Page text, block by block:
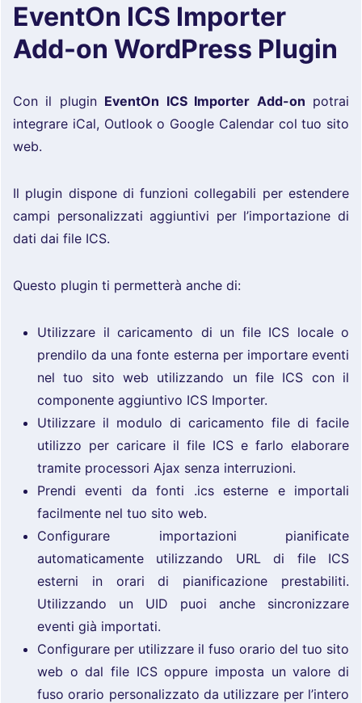
EventOn ICS Importer
Add-on WordPress Plugin
Con il plugin EventOn ICS Importer Add-on potrai
integrare iCal, Outlook o Google Calendar col tuo sito
web.
Il plugin dispone di funzioni collegabili per estendere
campi personalizzati aggiuntivi per l’importazione di
dati dai file ICS.
Questo plugin ti permetterà anche di:
Utilizzare il caricamento di un file ICS locale o
prendilo da una fonte esterna per importare eventi
nel tuo sito web utilizzando un file ICS con il
componente aggiuntivo ICS Importer.
Utilizzare il modulo di caricamento file di facile
utilizzo per caricare il file ICS e farlo elaborare
tramite processori Ajax senza interruzioni.
Prendi eventi da fonti .ics esterne e importali
facilmente nel tuo sito web.
Configurare importazioni pianificate
automaticamente utilizzando URL di file ICS
esterni in orari di pianificazione prestabiliti.
Utilizzando un UID puoi anche sincronizzare
eventi già importati.
Configurare per utilizzare il fuso orario del tuo sito
web o dal file ICS oppure imposta un valore di
fuso orario personalizzato da utilizzare per l’intero